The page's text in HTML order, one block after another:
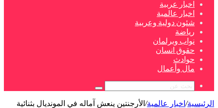
اخبار عربية
اخبار عالمية
شئون دولية وعربية
رياضة
نواب وبرلمان
حقوق انسان
حوادث
مال وأعمال
بحث
عن
الرئيسية/ اخبار عالمية/ الأرجنتين ينعش آماله في المونديال بثنائية